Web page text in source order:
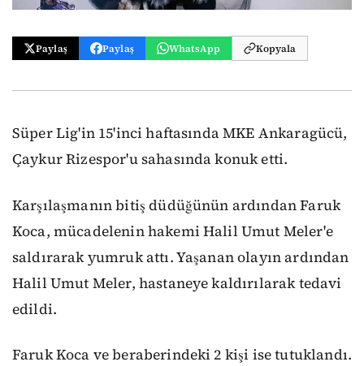
Paylaş Paylaş WhatsApp Kopyala
Süper Lig'in 15'inci haftasında MKE Ankaragücü,
Çaykur Rizespor'u sahasında konuk etti.
Karşılaşmanın bitiş düdüğünün ardından Faruk
Koca, mücadelenin hakemi Halil Umut Meler'e
saldırarak yumruk attı. Yaşanan olayın ardından
Halil Umut Meler, hastaneye kaldırılarak tedavi
edildi.
Faruk Koca ve beraberindeki 2 kişi ise tutuklandı.